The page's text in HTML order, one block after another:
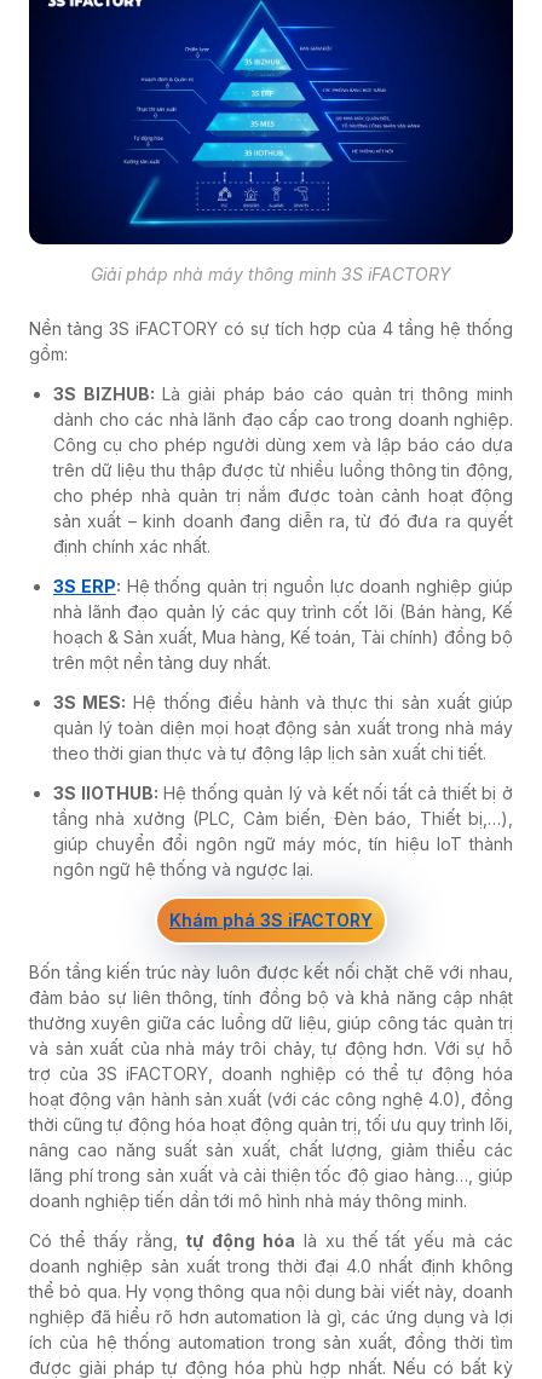
Giải pháp nhà máy thông minh 3S iFACTORY
Nền tảng 3S iFACTORY có sự tích hợp của 4 tầng hệ thống
gồm:
3S BIZHUB: Là giải pháp báo cáo quản trị thông minh
dành cho các nhà lãnh đạo cấp cao trong doanh nghiệp.
Công cụ cho phép người dùng xem và lập báo cáo dựa
trên dữ liệu thu thập được từ nhiều luồng thông tin động,
cho phép nhà quản trị nắm được toàn cảnh hoạt động
sản xuất – kinh doanh đang diễn ra, từ đó đưa ra quyết
định chính xác nhất.
3S ERP: Hệ thống quản trị nguồn lực doanh nghiệp giúp
nhà lãnh đạo quản lý các quy trình cốt lõi (Bán hàng, Kế
hoạch & Sản xuất, Mua hàng, Kế toán, Tài chính) đồng bộ
trên một nền tảng duy nhất.
3S MES: Hệ thống điều hành và thực thi sản xuất giúp
quản lý toàn diện mọi hoạt động sản xuất trong nhà máy
theo thời gian thực và tự động lập lịch sản xuất chi tiết.
3S IIOTHUB: Hệ thống quản lý và kết nối tất cả thiết bị ở
tầng nhà xưởng (PLC, Cảm biến, Đèn báo, Thiết bị,…),
giúp chuyển đổi ngôn ngữ máy móc, tín hiệu IoT thành
ngôn ngữ hệ thống và ngược lại.
Khám phá 3S iFACTORY
Bốn tầng kiến trúc này luôn được kết nối chặt chẽ với nhau,
đảm bảo sự liên thông, tính đồng bộ và khả năng cập nhật
thường xuyên giữa các luồng dữ liệu, giúp công tác quản trị
và sản xuất của nhà máy trôi chảy, tự động hơn. Với sự hỗ
trợ của 3S iFACTORY, doanh nghiệp có thể tự động hóa
hoạt động vận hành sản xuất (với các công nghệ 4.0), đồng
thời cũng tự động hóa hoạt động quản trị, tối ưu quy trình lõi,
nâng cao năng suất sản xuất, chất lượng, giảm thiểu các
lãng phí trong sản xuất và cải thiện tốc độ giao hàng…, giúp
doanh nghiệp tiến dần tới mô hình nhà máy thông minh.
Có thể thấy rằng, tự động hóa là xu thế tất yếu mà các
doanh nghiệp sản xuất trong thời đại 4.0 nhất định không
thể bỏ qua. Hy vọng thông qua nội dung bài viết này, doanh
nghiệp đã hiểu rõ hơn automation là gì, các ứng dụng và lợi
ích của hệ thống automation trong sản xuất, đồng thời tìm
được giải pháp tự động hóa phù hợp nhất. Nếu có bất kỳ